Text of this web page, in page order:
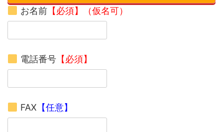
お名前【必須】（仮名可）
電話番号【必須】
FAX 【任意】